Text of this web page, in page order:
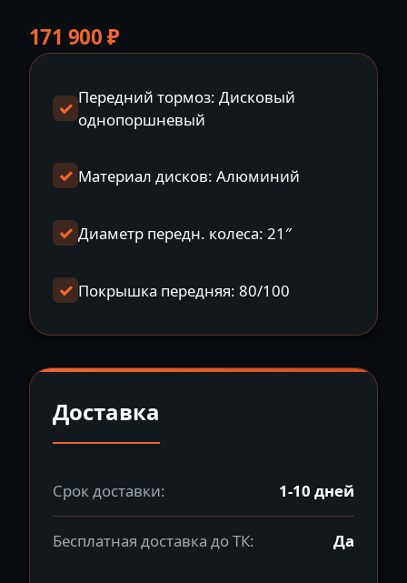
171 900₽
Передний тормоз: Дисковый
однопоршневый
Материал дисков: Алюминий
Диаметр передн. колеса: 21″
Покрышка передняя: 80/100
Доставка
Срок доставки: 1-10 дней
Бесплатная доставка до ТК: Да